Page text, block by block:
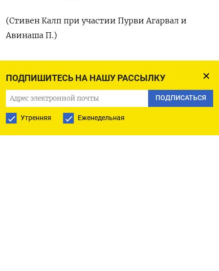
ПОДПИШИТЕСЬ НА НАШУ РАССЫЛКУ
ПОДПИСАТЬСЯ
Утренняя Еженедельная
(Стивен ‌Калп при участии Пурви ​Агарвал и
‌Авинаша П.)
ПОДПИСАТЬСЯ НА ТЕЛЕГРАМ
ПОДПИСАТЬСЯ В GOOGLE